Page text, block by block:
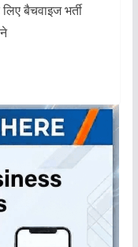
बैचवाइज भर्ती